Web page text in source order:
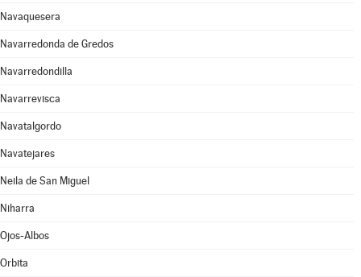
Navaquesera
Navarredonda de Gredos
Navarredondilla
Navarrevisca
Navatalgordo
Navatejares
Neila de San Miguel
Niharra
Ojos-Albos
Orbita